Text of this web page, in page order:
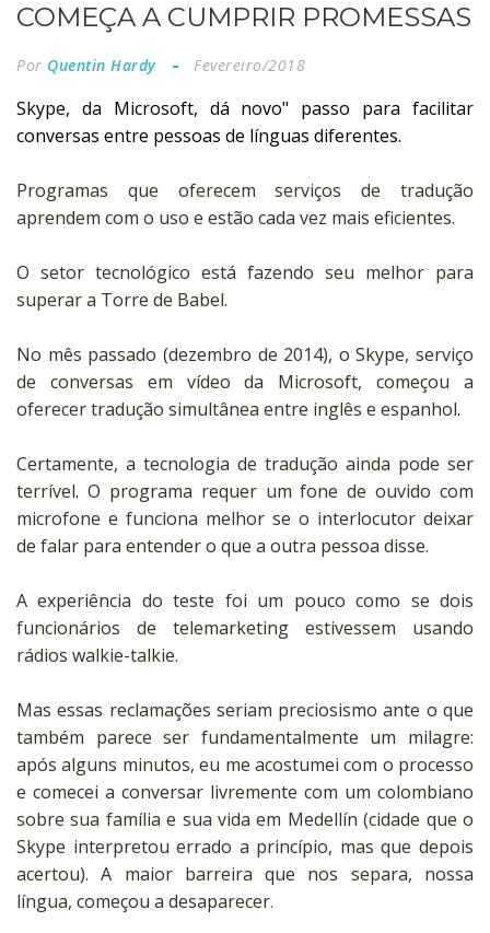
COMEÇA A CUMPRIR PROMESSAS
Por Quentin Hardy Fevereiro/2018
Skype, da Microsoft, dá novo" passo para facilitar
conversas entre pessoas de línguas diferentes.
Programas que oferecem serviços de tradução
aprendem com o uso e estão cada vez mais eficientes.
O setor tecnológico está fazendo seu melhor para
superar a Torre de Babel.
No mês passado (dezembro de 2014), o Skype, serviço
de conversas em vídeo da Microsoft, começou a
oferecer tradução simultânea entre inglês e espanhol.
Certamente, a tecnologia de tradução ainda pode ser
terrível. O programa requer um fone de ouvido com
microfone e funciona melhor se o interlocutor deixar
de falar para entender o que a outra pessoa disse.
A experiência do teste foi um pouco como se dois
funcionários de telemarketing estivessem usando
rádios walkie-talkie.
Mas essas reclamações seriam preciosismo ante o que
também parece ser fundamentalmente um milagre:
após alguns minutos, eu me acostumei com o processo
e comecei a conversar livremente com um colombiano
sobre sua família e sua vida em Medellín (cidade que o
Skype interpretou errado a princípio, mas que depois
acertou). A maior barreira que nos separa, nossa
língua, começou a desaparecer.